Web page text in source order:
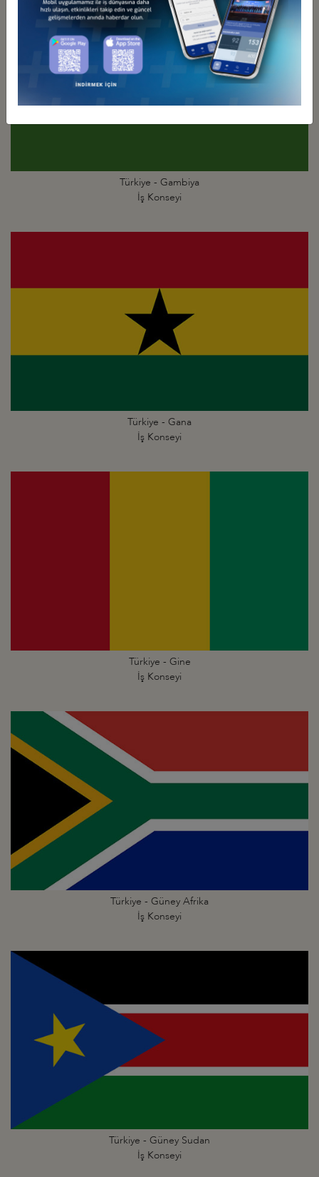
Türkiye - Gambiya
İş Konseyi
Türkiye - Gana
İş Konseyi
Türkiye - Gine
İş Konseyi
Türkiye - Güney Afrika
İş Konseyi
Türkiye - Güney Sudan
İş Konseyi